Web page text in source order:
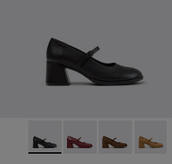
de piel negras para mujer.
Kora - K201799-001 -
Kora - K201799-009
Kora - Kora -